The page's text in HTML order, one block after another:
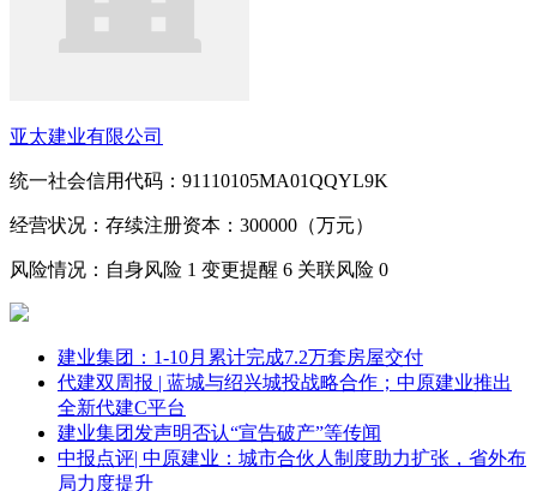
亚太建业有限公司
统一社会信用代码：91110105MA01QQYL9K
经营状况：存续注册资本：300000（万元）
风险情况：自身风险 1 变更提醒 6 关联风险 0
建业集团：1-10月累计完成7.2万套房屋交付
代建双周报 | 蓝城与绍兴城投战略合作；中原建业推出
全新代建C平台
建业集团发声明否认“宣告破产”等传闻
中报点评| 中原建业：城市合伙人制度助力扩张，省外布
局力度提升